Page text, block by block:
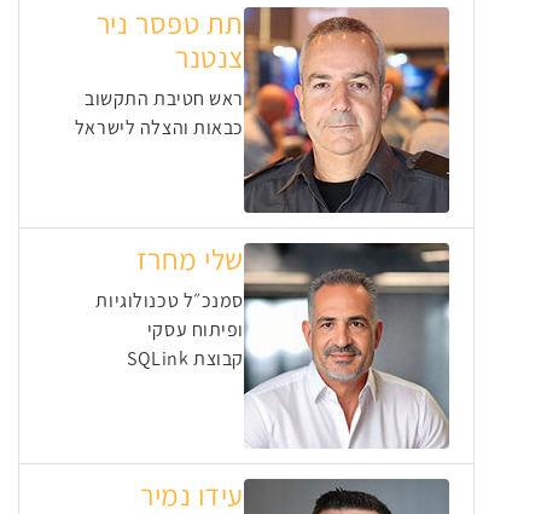
תת טפסר ניר
צנטנר
ראש חטיבת התקשוב
כבאות והצלה לישראל
שלי מחרז
סמנכ״ל טכנולוגיות
ופיתוח עסקי
קבוצת SQLink
עידו נמיר